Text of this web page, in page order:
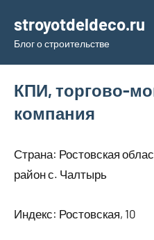
содержимому
stroyotdeldeco.ru
Блог о строительстве
КПИ, торгово-
компания
Страна: Ростовская
район с. Чалтырь
Индекс: Ростовская, 10